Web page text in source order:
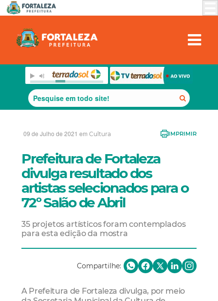
09 de Julho de 2021 em Cultura IMPRIMIR
Prefeitura de Fortaleza
divulga resultado dos
artistas selecionados para o
72º Salão de Abril
35 projetos artísticos foram contemplados
para esta edição da mostra
Compartilhe:
A Prefeitura de Fortaleza divulga, por meio